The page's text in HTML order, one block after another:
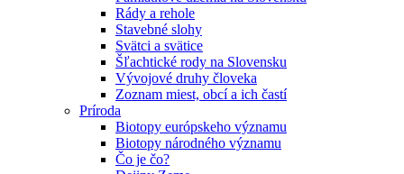
Rády a rehole
Stavebné slohy
Svätci a svätice
Šľachtické rody na Slovensku
Vývojové druhy človeka
Zoznam miest, obcí a ich častí
Príroda
Biotopy európskeho významu
Biotopy národného významu
Čo je čo?